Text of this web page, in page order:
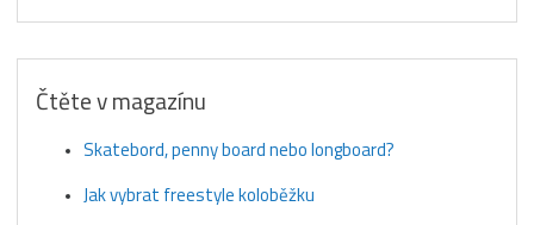
Čtěte v magazínu
Skatebord, penny board nebo longboard?
Jak vybrat freestyle koloběžku